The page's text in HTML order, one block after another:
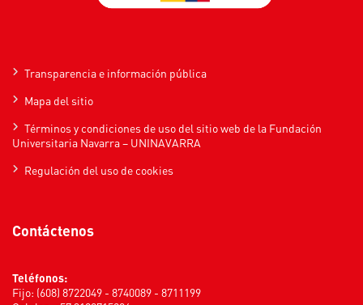
Transparencia e información pública
Mapa del sitio
Términos y condiciones de uso del sitio web de la Fundación
Universitaria Navarra – UNINAVARRA
Regulación del uso de cookies
Contáctenos
Teléfonos:
Fijo: (608) 8722049 - 8740089 - 8711199